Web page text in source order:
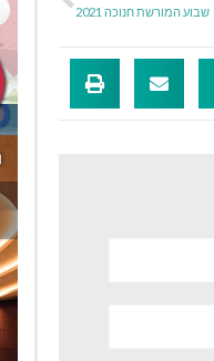
שבוע המורשת חנוכה 2021